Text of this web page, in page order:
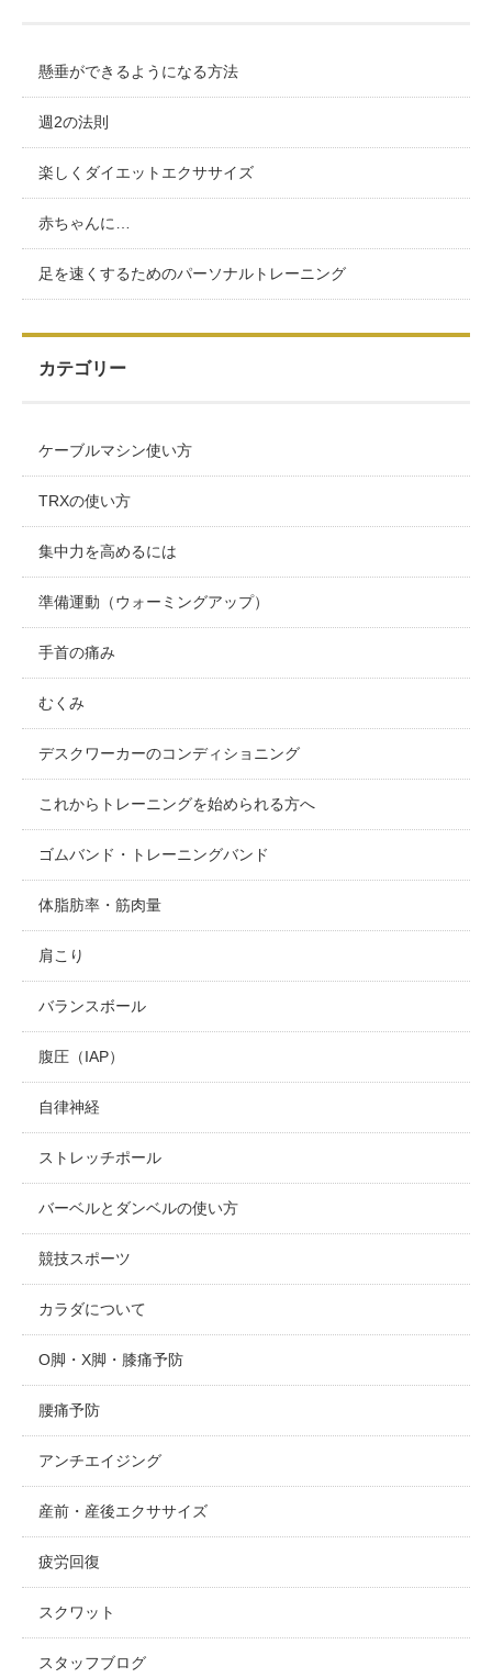
懸垂ができるようになる方法
週2の法則
楽しくダイエットエクササイズ
赤ちゃんに…
足を速くするためのパーソナルトレーニング
カテゴリー
ケーブルマシン使い方
TRXの使い方
集中力を高めるには
準備運動（ウォーミングアップ）
手首の痛み
むくみ
デスクワーカーのコンディショニング
これからトレーニングを始められる方へ
ゴムバンド・トレーニングバンド
体脂肪率・筋肉量
肩こり
バランスボール
腹圧（IAP）
自律神経
ストレッチポール
バーベルとダンベルの使い方
競技スポーツ
カラダについて
O脚・X脚・膝痛予防
腰痛予防
アンチエイジング
産前・産後エクササイズ
疲労回復
スクワット
スタッフブログ